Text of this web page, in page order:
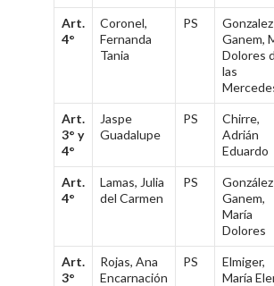
Art.
4°
Coronel,
Fernanda
Tania
PS
Ganem,
Dolores
las
Art.
3° y
4°
Jaspe
Guadalupe
PS
Chirre,
Adrián
Eduardo
Art.
4°
Lamas, Julia
del Carmen
PS
Ganem,
María
Dolores
Art.
3°
Rojas, Ana
Encarnación
PS
Elmiger,
María